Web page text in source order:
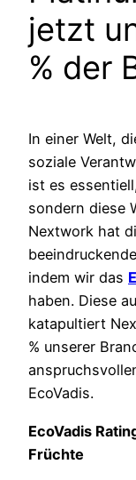
jetzt
% der
In einer Welt,
soziale
ist es
sondern diese
Nextwork hat
indem wir das
haben. Diese
katapultiert
% unserer
EcoVadis.
EcoVadis
Früchte